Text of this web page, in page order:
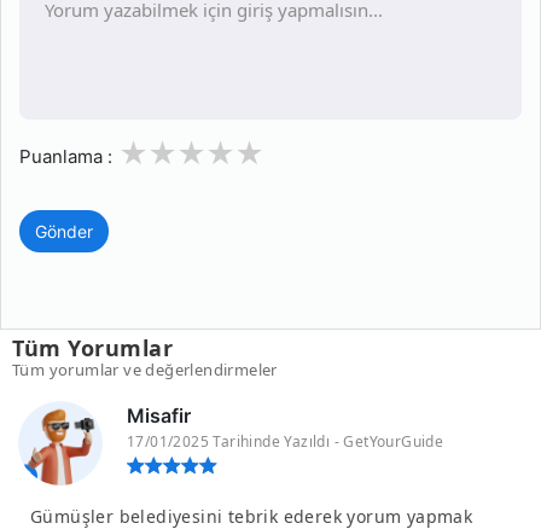
Puanlama : 3
2
1
Gönder
Tüm Yorumlar
Tüm yorumlar ve değerlendirmeler
Misafir
17/01/2025 Tarihinde Yazıldı - GetYourGuide
Gümüşler belediyesini tebrik ederek yorum yapmak